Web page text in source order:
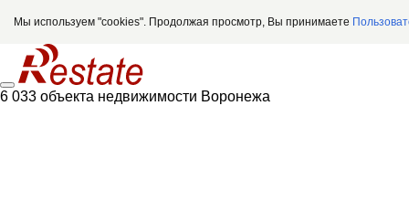
Мы используем "cookies". Продолжая просмотр, Вы принимаете
6 033 объекта недвижимости Воронежа